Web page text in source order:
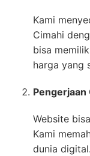
Kami
Cimahi
bisa
harga yang
Pengerjaan
Website
Kami
dunia digital.